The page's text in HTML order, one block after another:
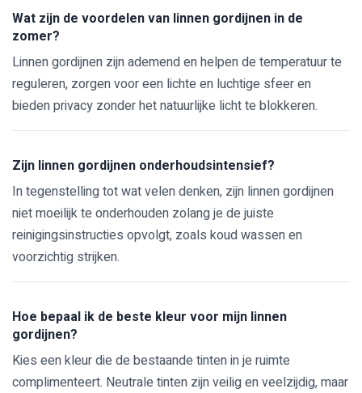
Wat zijn de voordelen van linnen gordijnen in de
zomer?
Linnen gordijnen zijn ademend en helpen de temperatuur te
reguleren, zorgen voor een lichte en luchtige sfeer en
bieden privacy zonder het natuurlijke licht te blokkeren.
Zijn linnen gordijnen onderhoudsintensief?
In tegenstelling tot wat velen denken, zijn linnen gordijnen
niet moeilijk te onderhouden zolang je de juiste
reinigingsinstructies opvolgt, zoals koud wassen en
voorzichtig strijken.
Hoe bepaal ik de beste kleur voor mijn linnen
gordijnen?
Kies een kleur die de bestaande tinten in je ruimte
complimenteert. Neutrale tinten zijn veilig en veelzijdig, maar